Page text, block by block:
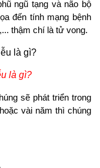
ngũ tạng và não bộ
đến tính mạng bệnh
thậm chí là tử vong.
là gì?
sẽ phát triển trong
vài năm thì chúng